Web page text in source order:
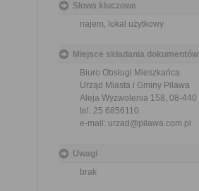
Słowa kluczowe
najem, lokal użytkowy
Miejsce składania dokumentów
Biuro Obsługi Mieszkańca
Urząd Miasta i Gminy Pilawa
Aleja Wyzwolenia 158, 08-440
tel. 25 6856110
e-mail: urzad@pilawa.com.pl
Uwagi
brak